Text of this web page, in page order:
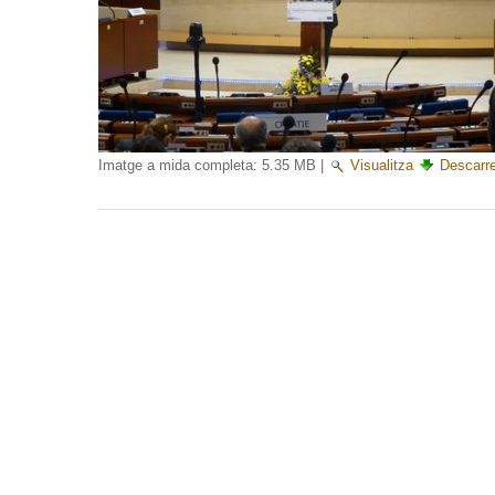
Imatge a mida completa: 5.35 MB Visualitza